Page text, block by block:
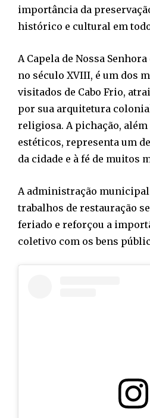
importância da
histórico e cultural em
A Capela de Nossa
no século XVIII, é um dos
visitados de Cabo Frio,
por sua arquitetura
religiosa. A pichação, além
estéticos, representa um
da cidade e à fé de muitos
A administração
trabalhos de restauração
feriado e reforçou a
coletivo com os bens